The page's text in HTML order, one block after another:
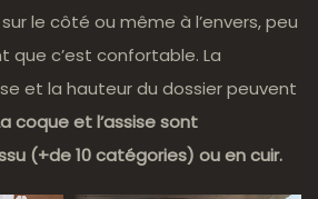
le côté ou même à l’envers, peu
que c’est confortable. La
et la hauteur du dossier peuvent
coque et l’assise sont
(+de 10 catégories) ou en cuir.